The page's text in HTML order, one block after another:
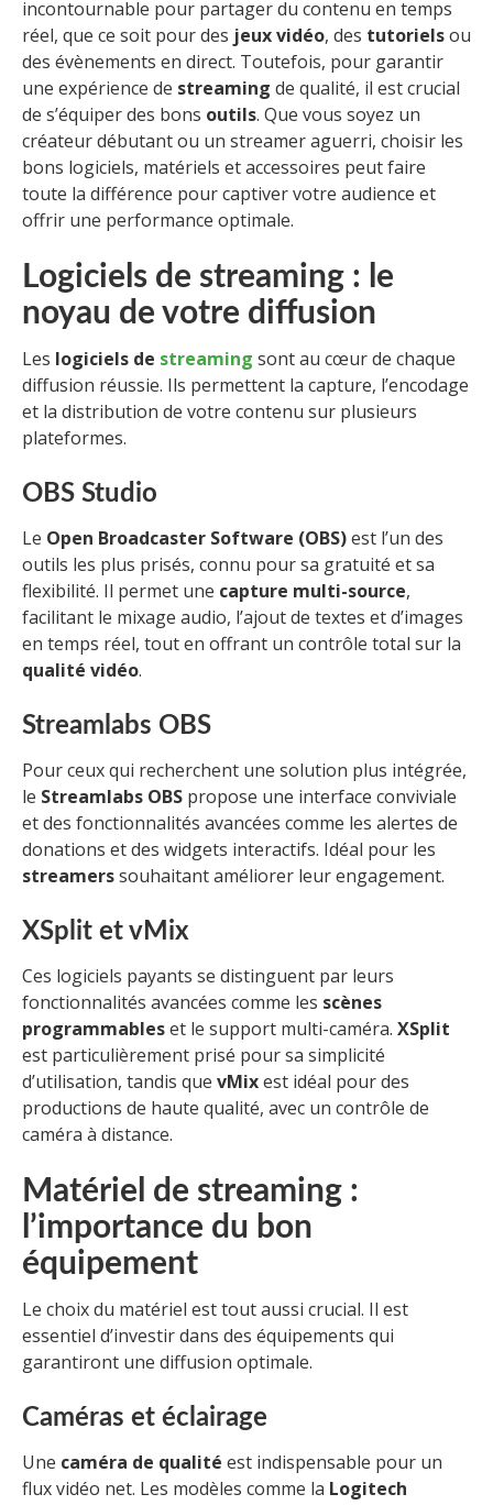
incontournable pour partager du contenu en temps
réel, que ce soit pour des jeux vidéo, des tutorielsou
des évènements en direct. Toutefois, pour garantir
une expérience de streaming de qualité, il est crucial
de s’équiper des bons outils. Que vous soyez un
créateur débutant ou un streamer aguerri, choisir les
bons logiciels, matériels et accessoires peut faire
toute la différence pour captiver votre audience et
offrir une performance optimale.
Logiciels de streaming : le
noyau de votre diffusion
Les logiciels de streaming sont au cœur de chaque
diffusion réussie. Ils permettent la capture, l’encodage
et la distribution de votre contenu sur plusieurs
plateformes.
OBS Studio
Le Open Broadcaster Software (OBS)est l’un des
outils les plus prisés, connu pour sa gratuité et sa
flexibilité. Il permet une capture multi-source,
facilitant le mixage audio, l’ajout de textes et d’images
en temps réel, tout en offrant un contrôle total sur la
qualité vidéo.
Streamlabs OBS
Pour ceux qui recherchent une solution plus intégrée,
le Streamlabs OBS propose une interface conviviale
et des fonctionnalités avancées comme les alertes de
donations et des widgets interactifs. Idéal pour les
streamerssouhaitant améliorer leur engagement.
XSplit et vMix
Ces logiciels payants se distinguent par leurs
fonctionnalités avancées comme les scènes
programmableset le support multi-caméra. XSplit
est particulièrement prisé pour sa simplicité
d’utilisation, tandis que vMixest idéal pour des
productions de haute qualité, avec un contrôle de
caméra à distance.
Matériel de streaming :
l’importance du bon
équipement
Le choix du matériel est tout aussi crucial. Il est
essentiel d’investir dans des équipements qui
garantiront une diffusion optimale.
Caméras et éclairage
Une caméra de qualité est indispensable pour un
flux vidéo net. Les modèles comme la Logitech